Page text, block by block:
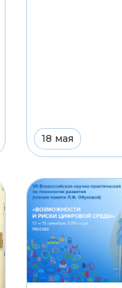
18 мая